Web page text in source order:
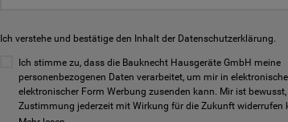
Ich verstehe und bestätige den Inhalt der Datenschutzerklärung.
Ich stimme zu, dass die Bauknecht Hausgeräte GmbH meine
personenbezogenen Daten verarbeitet, um mir in
elektronischer Form Werbung zusenden kann. Mir ist
Zustimmung jederzeit mit Wirkung für die Zukunft widerrufen